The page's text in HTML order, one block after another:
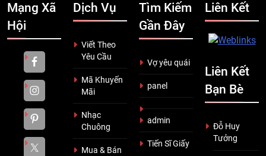
Mạng Xã
Hội
Dịch Vụ
Viết Theo
Yêu Cầu
Mã Khuyến
Mãi
Nhạc
Chuông
Mua & Bán
Tìm Kiếm
Gần Đây
Vợ yêu quái
panel
admin
Tiến Sĩ Giấy
Liên Kết
Liên Kết
Bạn Bè
Đỗ Huy
Tưởng